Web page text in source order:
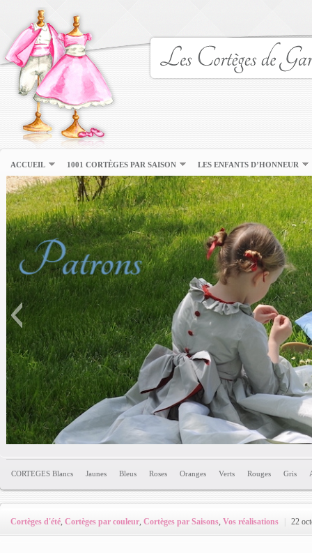
ACCUEIL 1001 CORTÈGES PAR SAISON LES ENFANTS D’HONNEUR
CORTEGES Blancs Jaunes Bleus Roses Oranges Verts Rouges Gris
Cortèges d'été, Cortèges par couleur, Cortèges par Saisons, Vos réalisations 22